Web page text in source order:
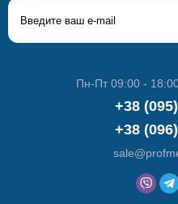
Пн-Пт 09:00 -
+38
+38